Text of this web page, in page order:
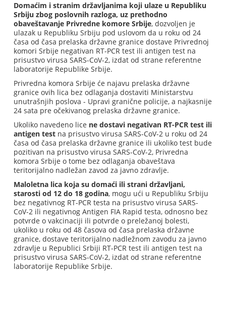
Domaćim i stranim državljanima koji ulaze u Republiku
Srbiju zbog poslovnih razloga, uz prethodno
obaveštavanje Privredne komore Srbije, dozvoljen je
ulazak u Republiku Srbiju pod uslovom da u roku od 24
časa od časa prelaska državne granice dostave Privrednoj
komori Srbije negativan RT-PCR test ili antigen test na
prisustvo virusa SARS-CoV-2, izdat od strane referentne
laboratorije Republike Srbije.
Privredna komora Srbije će najavu prelaska državne
granice ovih lica bez odlaganja dostaviti Ministarstvu
unutrašnjih poslova - Upravi granične policije, a najkasnije
24 sata pre očekivanog prelaska državne granice.
Ukoliko navedeno lice ne dostavi negativan RT-PCR test ili
antigen test na prisustvo virusa SARS-CoV-2 u roku od 24
časa od časa prelaska državne granice ili ukoliko test bude
pozitivan na prisustvo virusa SARS-CoV-2, Privredna
komora Srbije o tome bez odlaganja obaveštava
teritorijalno nadležan zavod za javno zdravlje.
Maloletna lica koja su domaći ili strani državljani,
starosti od 12 do 18 godina, mogu ući u Republiku Srbiju
bez negativnog RT-PCR testa na prisustvo virusa SARS-
CoV-2 ili negativnog Antigen FIA Rapid testa, odnosno bez
potvrde o vakcinaciji ili potvrde o preležanoj bolesti,
ukoliko u roku od 48 časova od časa prelaska državne
granice, dostave teritorijalno nadležnom zavodu za javno
zdravlje u Republici Srbiji RT-PCR test ili antigen test na
prisustvo virusa SARS-CoV-2, izdat od strane referentne
laboratorije Republike Srbije.